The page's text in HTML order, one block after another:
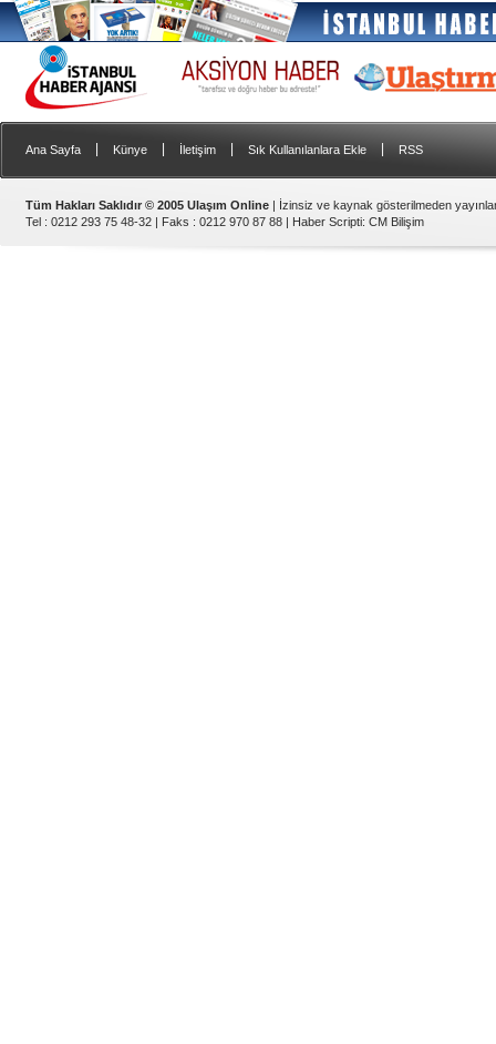
Ana Sayfa Künye İletişim Sık Kullanılanlara Ekle RSS
Tüm Hakları Saklıdır © 2005 Ulaşım Online | İzinsiz ve kaynak gösterilmeden
Tel : 0212 293 75 48-32 | Faks : 0212 970 87 88 | Haber Scripti: CM Bilişim